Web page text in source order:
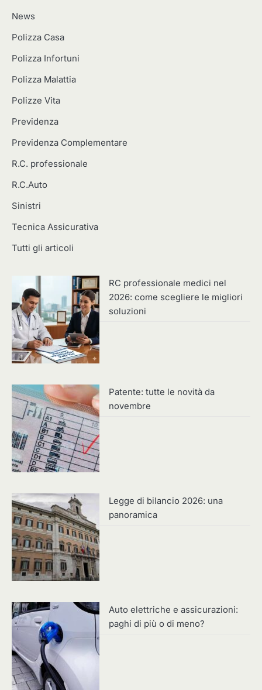
News
Polizza Casa
Polizza Infortuni
Polizza Malattia
Polizze Vita
Previdenza
Previdenza Complementare
R.C. professionale
R.C.Auto
Sinistri
Tecnica Assicurativa
Tutti gli articoli
RC professionale medici nel
2026: come scegliere le migliori
soluzioni
Patente: tutte le novità da
novembre
Legge di bilancio 2026: una
panoramica
Auto elettriche e assicurazioni:
paghi di più o di meno?